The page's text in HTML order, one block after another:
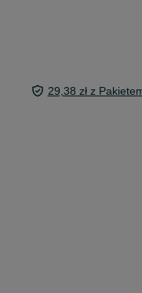
29,38 zł z